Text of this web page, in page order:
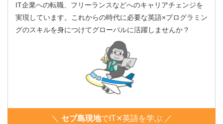
IT企業への転職、フリーランスなどへのキャリアチェンジを
実現しています。これからの時代に必要な英語×プログラミン
グのスキルを身につけてグローバルに活躍しませんか？
＼ セブ島現地でIT✕英語を学ぶ ／